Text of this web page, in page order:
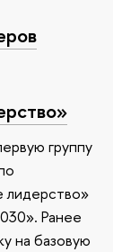
группу
лидерство»
Ранее
на базовую